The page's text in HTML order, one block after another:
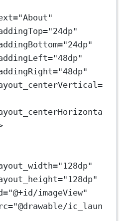
="About"
="24dp"
="24dp"
="48dp"
="48dp"
=
="128dp"
="128dp"
="@+id/imageView"
="@drawable/ic_laun